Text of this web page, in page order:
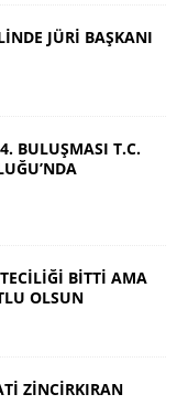
JÜRİ BAŞKANI
BULUŞMASI T.C.
BİTTİ AMA
OLSUN
ZİNCİRKIRAN